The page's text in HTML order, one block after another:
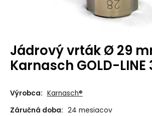
Jádrový vrták Ø 29
Karnasch GOLD-LINE
Výrobca: Karnasch®
Záručná doba: 24 mesiacov